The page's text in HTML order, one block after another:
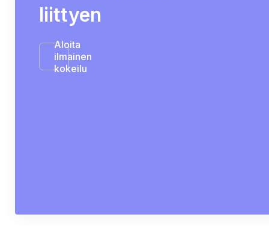
liittyen
Aloita
ilmainen
kokeilu